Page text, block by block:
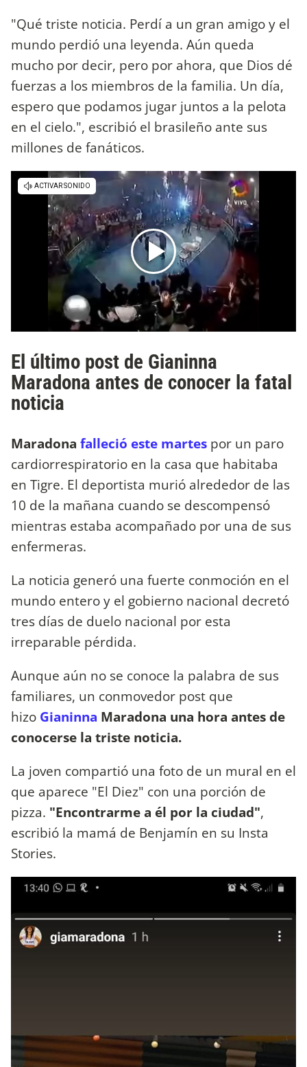
"Qué triste noticia. Perdí a un gran amigo y el
mundo perdió una leyenda. Aún queda
mucho por decir, pero por ahora, que Dios dé
fuerzas a los miembros de la familia. Un día,
espero que podamos jugar juntos a la pelota
en el cielo.", escribió el brasileño ante sus
millones de fanáticos.
El último post de Gianinna
Maradona antes de conocer la fatal
noticia
Maradona falleció este martes por un paro
cardiorrespiratorio en la casa que habitaba
en Tigre. El deportista murió alrededor de las
10 de la mañana cuando se descompensó
mientras estaba acompañado por una de sus
enfermeras.
La noticia generó una fuerte conmoción en el
mundo entero y el gobierno nacional decretó
tres días de duelo nacional por esta
irreparable pérdida.
Aunque aún no se conoce la palabra de sus
familiares, un conmovedor post que
hizo Gianinna Maradona una hora antes de
conocerse la triste noticia.
La joven compartió una foto de un mural en el
que aparece "El Diez" con una porción de
pizza. "Encontrarme a él por la ciudad",
escribió la mamá de Benjamín en su Insta
Stories.